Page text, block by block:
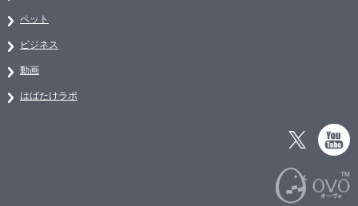
ペット
ビジネス
動画
はばたけラボ